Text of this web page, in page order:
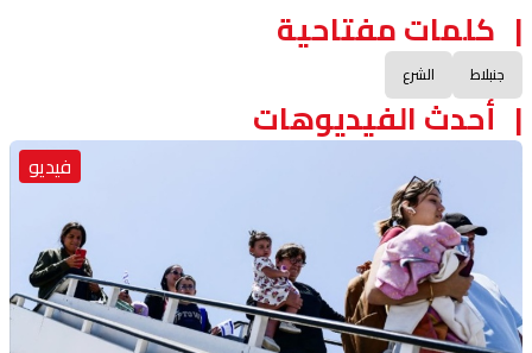
كلمات مفتاحية
جنبلاط الشرع
أحدث الفيديوهات
فيديو